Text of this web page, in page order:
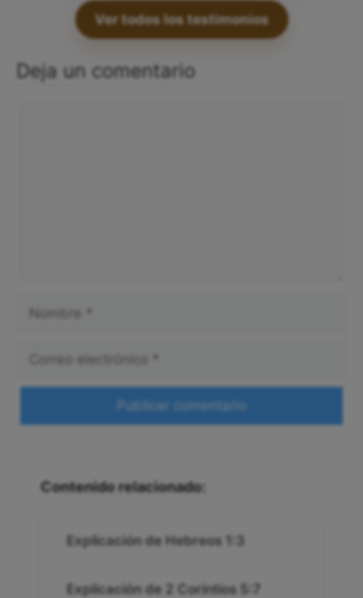
Ver todos los testimonios
Deja un comentario
Contenido relacionado:
Explicación de Hebreos 1:3
Explicación de 2 Corintios 5:7